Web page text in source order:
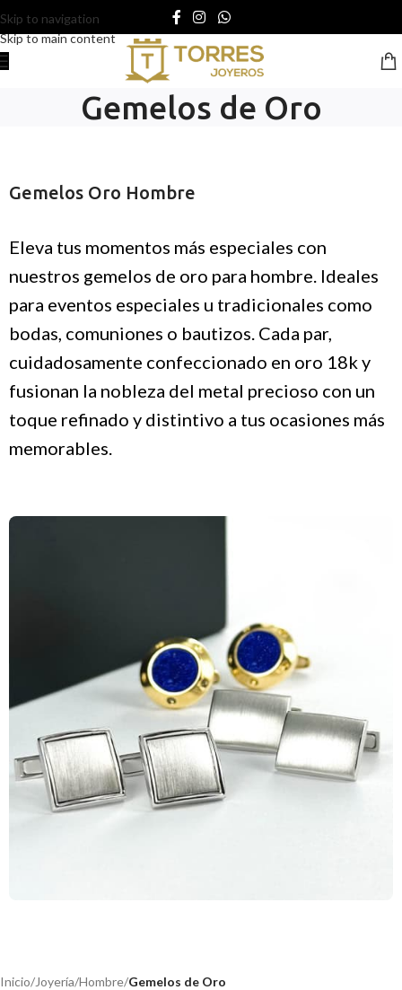
Skip to navigation
Skip to main content
Gemelos de Oro
Gemelos Oro Hombre
Eleva tus momentos más especiales con
nuestros gemelos de oro para hombre. Ideales
para eventos especiales u tradicionales como
bodas, comuniones o bautizos. Cada par,
cuidadosamente confeccionado en oro 18k y
fusionan la nobleza del metal precioso con un
toque refinado y distintivo a tus ocasiones más
memorables.
Inicio/Joyería/Hombre/Gemelos de Oro